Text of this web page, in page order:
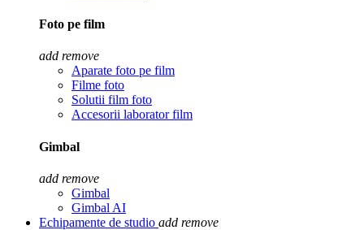
Foto pe film
add remove
Aparate foto pe film
Filme foto
Solutii film foto
Accesorii laborator film
Gimbal
add remove
Gimbal
Gimbal AI
Echipamente de studio add remove